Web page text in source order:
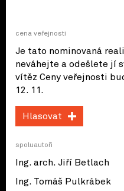
cena veřejnosti
Je tato nominovaná
neváhejte a odešlete jí
vítěz Ceny veřejnosti
12. 11.
Hlasovat
spoluautoři
Ing. arch. Jiří Betlach
Ing. Tomáš Pulkrábek